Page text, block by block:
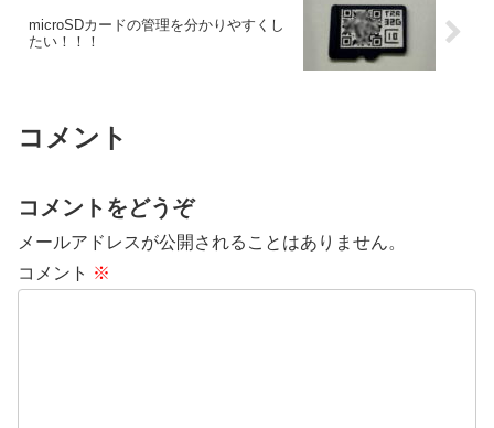
microSDカードの管理を分かりやすくし
たい！！！
コメント
コメントをどうぞ
メールアドレスが公開されることはありません。
コメント ※